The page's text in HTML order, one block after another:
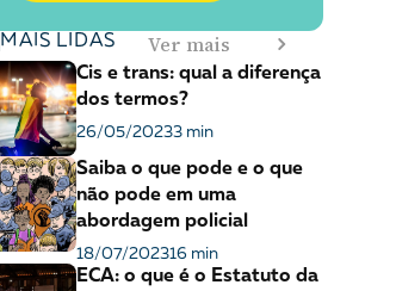
MAIS LIDAS Ver mais
Cis e trans: qual a diferença
dos termos?
26/05/20233 min
Saiba o que pode e o que
não pode em uma
abordagem policial
18/07/202316 min
ECA: o que é o Estatuto da